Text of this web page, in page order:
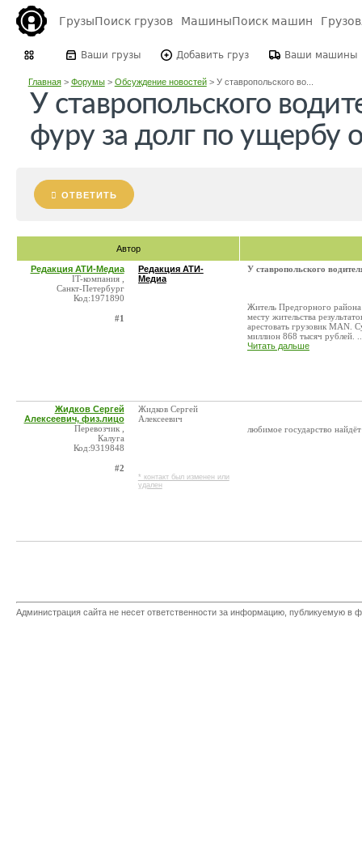
ГрузыПоиск грузов МашиныПоиск машин
Ваши грузы Добавить груз Ваши машины
Главная> Форумы> Обсуждение новостей> У ставропольского во...
У ставропольского
фуру за долг по ущербу
ОТВЕТИТЬ
Автор
Редакция АТИ-Медиа
IT-компания ,
Санкт-Петербург
Код:1971890
#1
Редакция АТИ-
Медиа
У ставропольского
Житель Предгорного района
месту жительства
арестовать грузовик МАN.
миллион 868 тысяч рублей.
Читать дальше
Жидков Сергей
Алексеевич, физ.лицо
Перевозчик ,
Калуга
Код:9319848
#2
Жидков Сергей
Алексеевич
* контакт был изменен или
удален
любимое государство
Администрация сайта не несет ответственности за информацию, публикуемую